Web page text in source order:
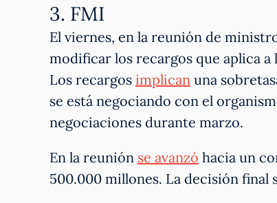
3. FMI
El viernes, en la reunión de
modificar los recargos que aplica
Los recargos implican una
se está negociando con el
negociaciones durante marzo.
En la reunión se avanzó hacia un
500.000 millones. La decisión final